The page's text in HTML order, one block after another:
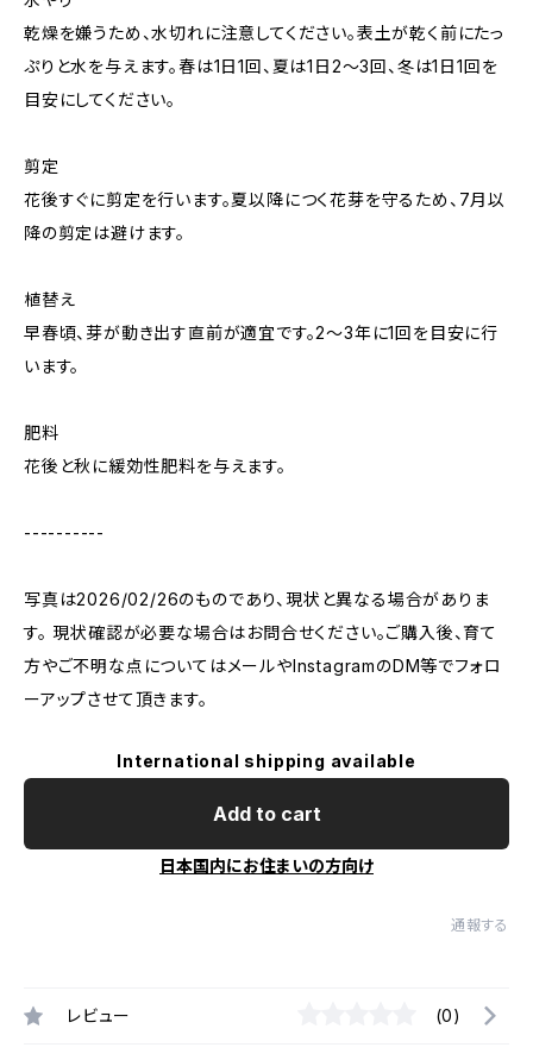
乾燥を嫌うため、水切れに注意してください。表土が乾く前にたっ
ぷりと水を与えます。春は1日1回、夏は1日2〜3回、冬は1日1回を
目安にしてください。
剪定
花後すぐに剪定を行います。夏以降につく花芽を守るため、7月以
降の剪定は避けます。
植替え
早春頃、芽が動き出す直前が適宜です。2〜3年に1回を目安に行
います。
肥料
花後と秋に緩効性肥料を与えます。
----------
写真は2026/02/26のものであり、現状と異なる場合がありま
す。 現状確認が必要な場合はお問合せください。ご購入後、育て
方やご不明な点についてはメールやInstagramのDM等でフォロ
ーアップさせて頂きます。
International shipping available
Add to cart
日本国内にお住まいの方向け
通報する
レビュー (0)